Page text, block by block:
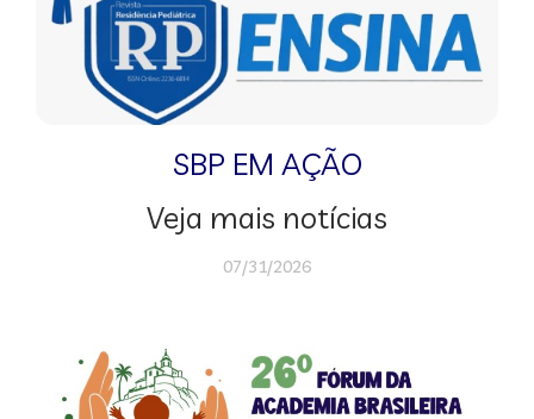
SBP EM AÇÃO
Veja mais notícias
07/31/2026